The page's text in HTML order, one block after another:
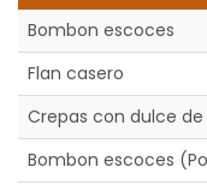
Bombon escoces
Flan casero
Crepas con dulce
Bombon escoces